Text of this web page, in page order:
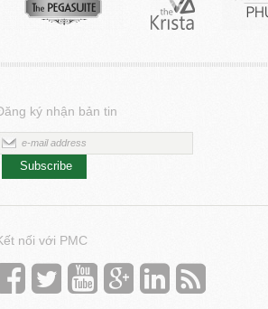
ký nhận bản tin
Subscribe
nối với PMC